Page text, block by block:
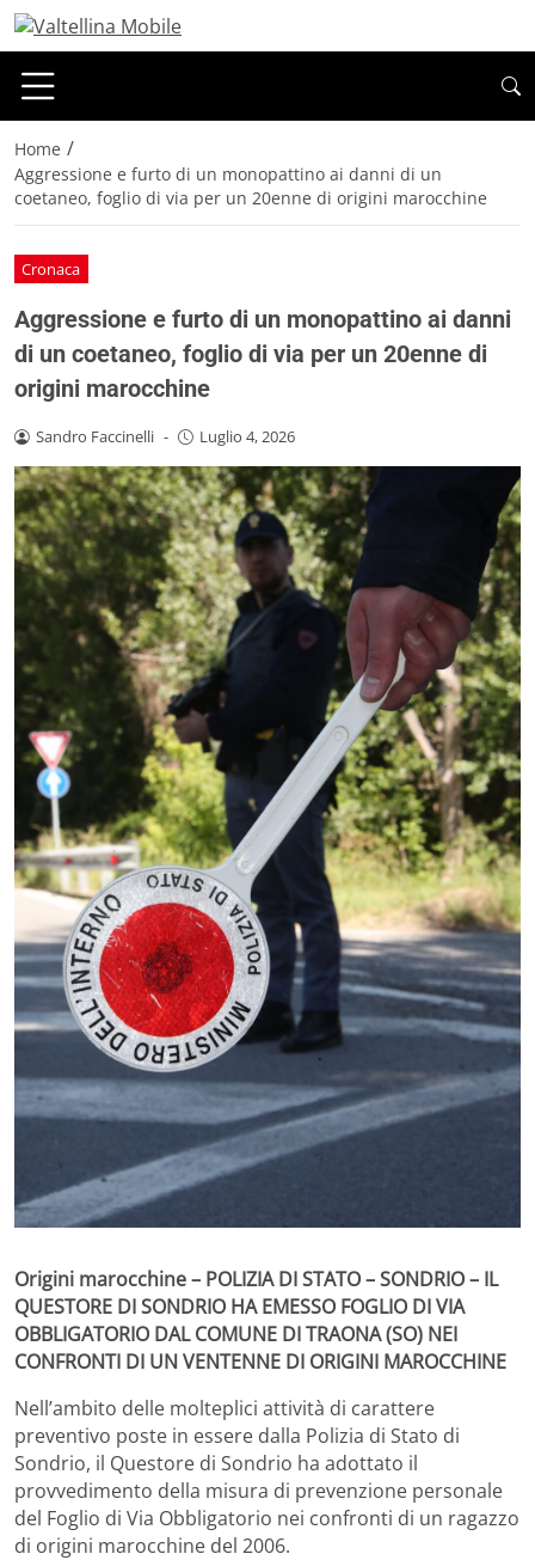
Home /
Aggressione e furto di un monopattino ai danni di un
coetaneo, foglio di via per un 20enne di origini marocchine
Cronaca
Aggressione e furto di un monopattino ai danni
di un coetaneo, foglio di via per un 20enne di
origini marocchine
Sandro Faccinelli - Luglio 4, 2026
Origini marocchine – POLIZIA DI STATO – SONDRIO – IL
QUESTORE DI SONDRIO HA EMESSO FOGLIO DI VIA
OBBLIGATORIO DAL COMUNE DI TRAONA (SO) NEI
CONFRONTI DI UN VENTENNE DI ORIGINI MAROCCHINE
Nell’ambito delle molteplici attività di carattere
preventivo poste in essere dalla Polizia di Stato di
Sondrio, il Questore di Sondrio ha adottato il
provvedimento della misura di prevenzione personale
del Foglio di Via Obbligatorio nei confronti di un ragazzo
di origini marocchine del 2006.